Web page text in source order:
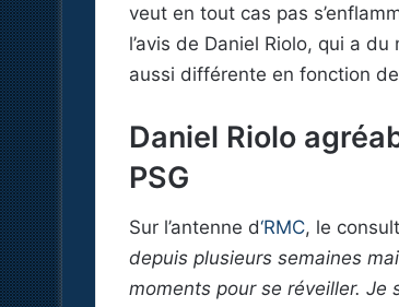
veut en tout cas pas
l’avis de Daniel Riolo, qui a
aussi différente en fonction
Daniel Riolo
PSG
Sur l’antenne d‘RMC, le
depuis plusieurs semaines
moments pour se réveiller. Je